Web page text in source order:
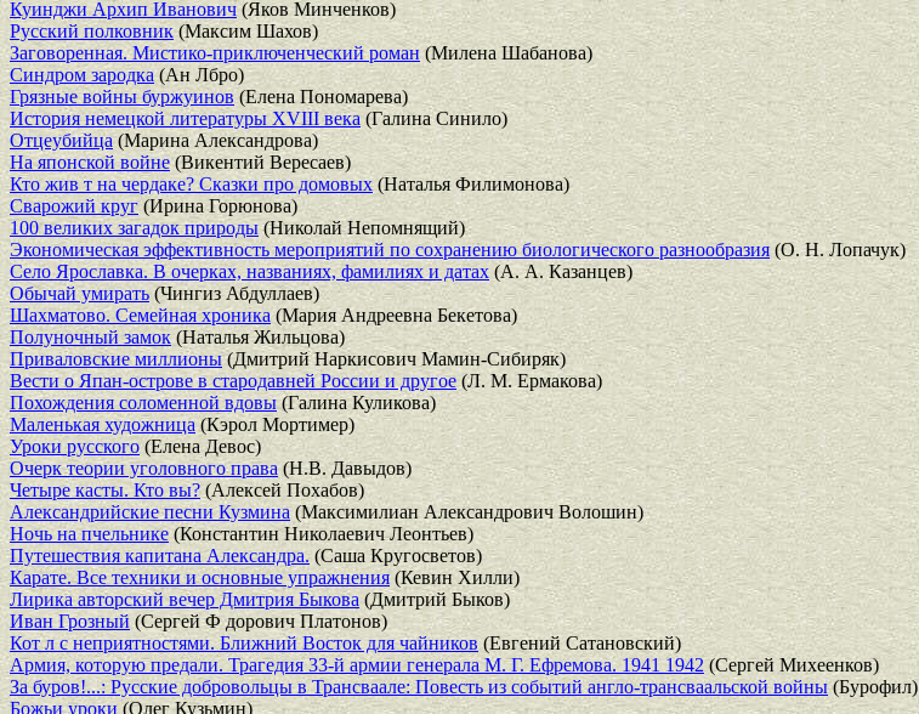
Куинджи Архип Иванович(Яков Минченков)
Русский полковник (Максим Шахов)
Заговоренная. Мистико-приключенческий роман (Милена Шабанова)
Синдром зародка(Ан Лбро)
Грязные войны буржуинов(Елена Пономарева)
История немецкой литературы XVIII века (Галина Синило)
Отцеубийца(Марина Александрова)
На японской войне(Викентий Вересаев)
Кто жив т на чердаке? Сказки про домовых(Наталья Филимонова)
Сварожий круг (Ирина Горюнова)
100 великих загадок природы(Николай Непомнящий)
Экономическая эффективность мероприятий по сохранению биологического разнообразия (О. Н. Лопачук)
Село Ярославка. В очерках, названиях, фамилиях и датах (А. А. Казанцев)
Обычай умирать(Чингиз Абдуллаев)
Шахматово. Семейная хроника(Мария Андреевна Бекетова)
Полуночный замок (Наталья Жильцова)
Приваловские миллионы(Дмитрий Наркисович Мамин-Сибиряк)
Вести о Япан-острове в стародавней России и другое (Л. М. Ермакова)
Похождения соломенной вдовы(Галина Куликова)
Маленькая художница (Кэрол Мортимер)
Уроки русского (Елена Девос)
Очерк теории уголовного права (Н.В. Давыдов)
Четыре касты. Кто вы? (Алексей Похабов)
Александрийские песни Кузмина(Максимилиан Александрович Волошин)
Ночь на пчельнике (Константин Николаевич Леонтьев)
Путешествия капитана Александра. (Саша Кругосветов)
Карате. Все техники и основные упражнения (Кевин Хилли)
Лирика авторский вечер Дмитрия Быкова (Дмитрий Быков)
Иван Грозный (Сергей Ф дорович Платонов)
Кот л с неприятностями. Ближний Восток для чайников (Евгений Сатановский)
Армия, которую предали. Трагедия 33-й армии генерала М. Г. Ефремова. 1941 1942 (Сергей Михеенков)
За буров!...: Русские добровольцы в Трансваале: Повесть из событий англо-трансваальской войны(Бурофил)
Божьи уроки(Олег Кузьмин)